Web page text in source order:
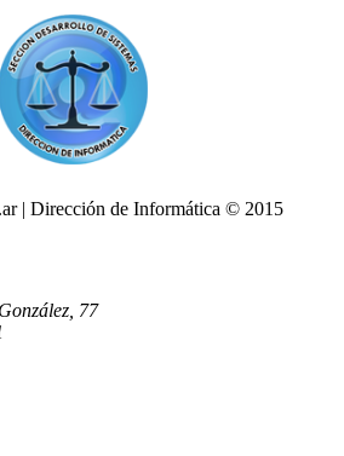
| Dirección de Informática © 2015
77